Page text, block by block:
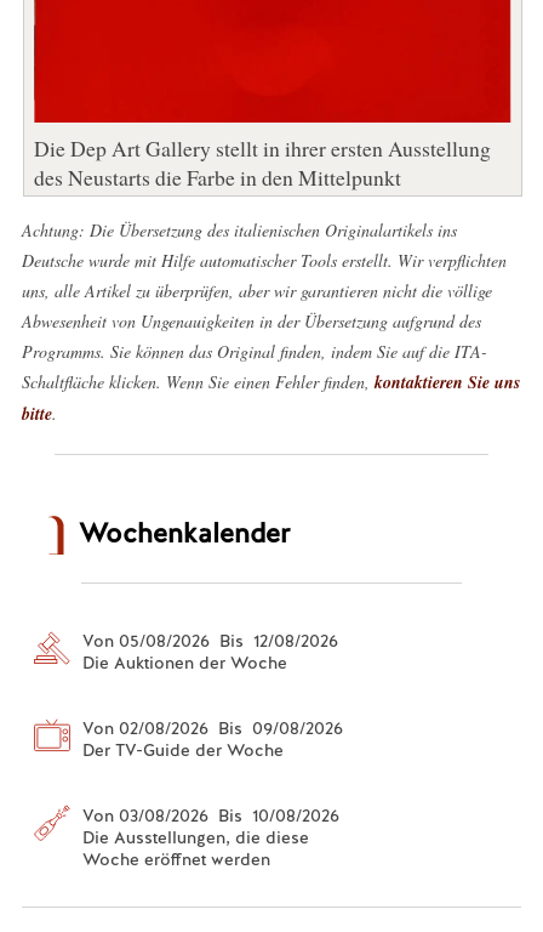
Die Dep Art Gallery stellt in ihrer ersten Ausstellung
des Neustarts die Farbe in den Mittelpunkt
Achtung: Die Übersetzung des italienischen Originalartikels ins
Deutsche wurde mit Hilfe automatischer Tools erstellt. Wir verpflichten
uns, alle Artikel zu überprüfen, aber wir garantieren nicht die völlige
Abwesenheit von Ungenauigkeiten in der Übersetzung aufgrund des
Programms. Sie können das Original finden, indem Sie auf die ITA-
Schaltfläche klicken. Wenn Sie einen Fehler finden, kontaktieren Sie uns
bitte.
Wochenkalender
Von 05/08/2026 Bis 12/08/2026
Die Auktionen der Woche
Von 02/08/2026 Bis 09/08/2026
Der TV-Guide der Woche
Von 03/08/2026 Bis 10/08/2026
Die Ausstellungen, die diese
Woche eröffnet werden